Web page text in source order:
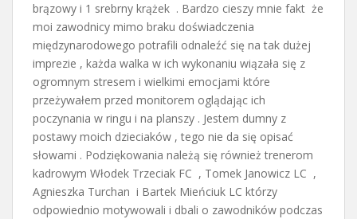
brązowy i 1 srebrny krążek . Bardzo cieszy mnie fakt że
moi zawodnicy mimo braku doświadczenia
międzynarodowego potrafili odnaleźć się na tak dużej
imprezie , każda walka w ich wykonaniu wiązała się z
ogromnym stresem i wielkimi emocjami które
przeżywałem przed monitorem oglądając ich
poczynania w ringu i na planszy . Jestem dumny z
postawy moich dzieciaków , tego nie da się opisać
słowami . Podziękowania należą się również trenerom
kadrowym Włodek Trzeciak FC , Tomek Janowicz LC ,
Agnieszka Turchan i Bartek Mieńciuk LC którzy
odpowiednio motywowali i dbali o zawodników podczas